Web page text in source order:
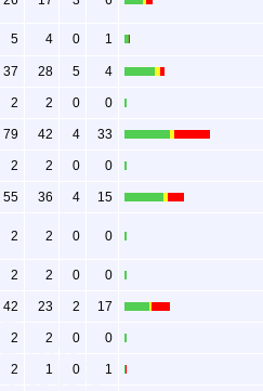
5 4 0 1
37 28 5 4
2 2 0 0
79 42 4 33
2 2 0 0
55 36 4 15
2 2 0 0
2 2 0 0
42 23 2 17
2 2 0 0
2 1 0 1